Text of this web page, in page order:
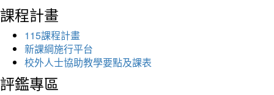
課程計畫
115課程計畫
新課綱施行平台
校外人士協助教學要點及課表
評鑑專區